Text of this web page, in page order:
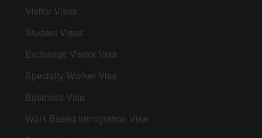
Visitor Visas
Student Visas
Exchange Visitor Visa
Specialty Worker Visa
Business Visa
Work Based Immigration Visa